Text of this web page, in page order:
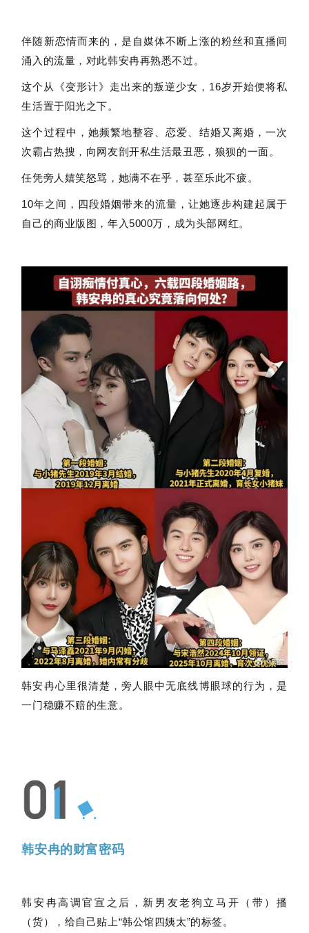
伴随新恋情而来的，是自媒体不断上涨的粉丝和直播间
涌入的流量，对此韩安冉再熟悉不过。
这个从《变形计》走出来的叛逆少女，16岁开始便将私
生活置于阳光之下。
这个过程中，她频繁地整容、恋爱、结婚又离婚，一次
次霸占热搜，向网友剖开私生活最丑恶，狼狈的一面。
任凭旁人嬉笑怒骂，她满不在乎，甚至乐此不疲。
10年之间，四段婚姻带来的流量，让她逐步构建起属于
自己的商业版图，年入5000万，成为头部网红。
韩安冉心里很清楚，旁人眼中无底线博眼球的行为，是
一门稳赚不赔的生意。
韩安冉的财富密码
韩安冉高调官宣之后，新男友老狗立马开（带）播
（货），给自己贴上“韩公馆四姨太”的标签。